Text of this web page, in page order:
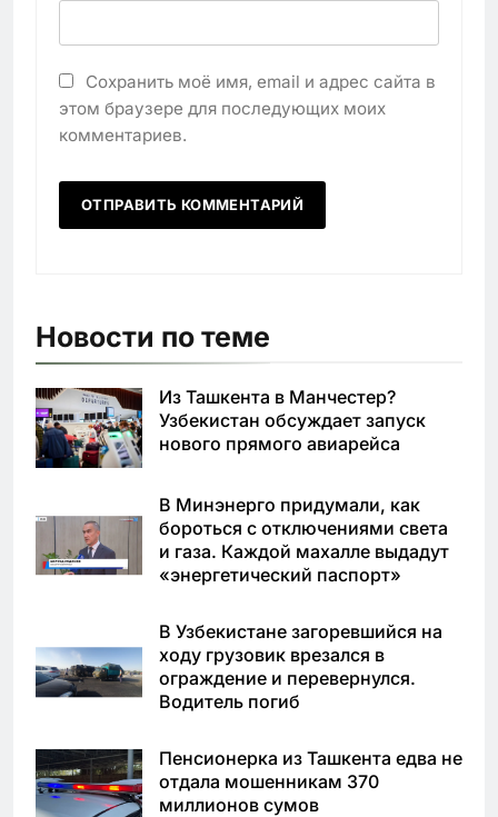
Сохранить моё имя, email и адрес сайта в
этом браузере для последующих моих
комментариев.
Новости по теме
Из Ташкента в Манчестер?
Узбекистан обсуждает запуск
нового прямого авиарейса
В Минэнерго придумали, как
бороться с отключениями света
и газа. Каждой махалле выдадут
«энергетический паспорт»
В Узбекистане загоревшийся на
ходу грузовик врезался в
ограждение и перевернулся.
Водитель погиб
Пенсионерка из Ташкента едва не
отдала мошенникам 370
миллионов сумов